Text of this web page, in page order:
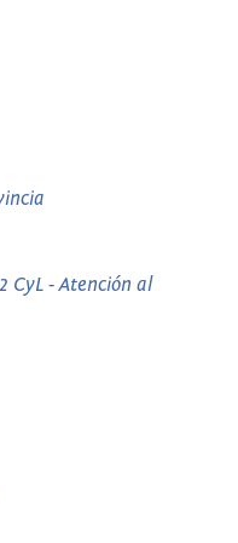
CyL - Atención al